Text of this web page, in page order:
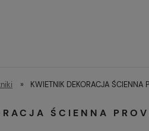
» KWIETNIK DEKORACJA
ŚCIENNA